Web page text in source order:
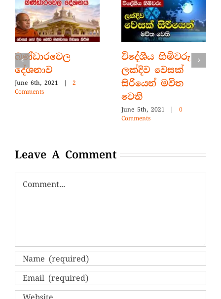
බණ්ඩාරවෙල
දේශනාව
June 6th, 2021 |
2
Comments
විදේශීය හිමිවරු
ලක්දිව වෙසක්
සිරියෙන් මවිත
වෙති
June 5th, 2021 |
0
Comments
Leave A Comment
Comment